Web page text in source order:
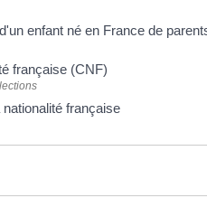
enfant né en France de
française (CNF)
française